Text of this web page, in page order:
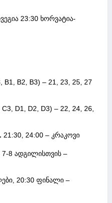
23:30 ხორვატია-
B1, B2, B3) – 21, 23, 25, 27
D1, D2, D3) – 22, 24, 26,
21:30, 24:00 – კრაკოვი
7-8 ადგილისთვის –
20:30 ფინალი –